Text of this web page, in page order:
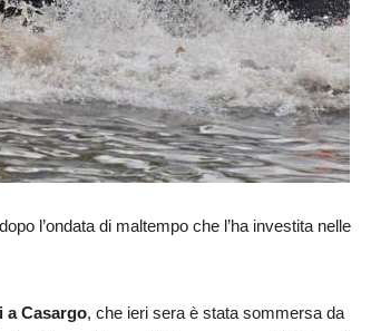
l’ondata di maltempo che l’ha investita nelle
a Casargo, che ieri sera è stata sommersa da